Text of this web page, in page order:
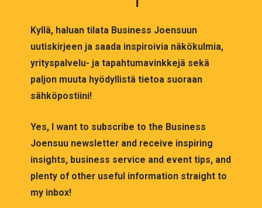
Kyllä, haluan tilata Business Joensuun
uutiskirjeen ja saada inspiroivia näkökulmia,
yrityspalvelu- ja tapahtumavinkkejä sekä
paljon muuta hyödyllistä tietoa suoraan
sähköpostiini!
Yes, I want to subscribe to the Business
Joensuu newsletter and receive inspiring
insights, business service and event tips, and
plenty of other useful information straight to
my inbox!